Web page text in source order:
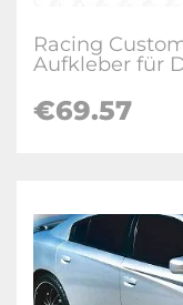
Racing
Aufkleber für
€69.57